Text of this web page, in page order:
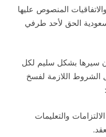
المنصوص عليها
الحق لأحد طرفي
سيرها بشكل سليم لكل
الشروط اللازمة لفسخ
والتعليمات